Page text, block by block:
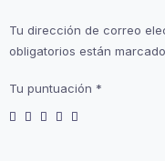
Tu dirección de correo
obligatorios están
Tu puntuación *